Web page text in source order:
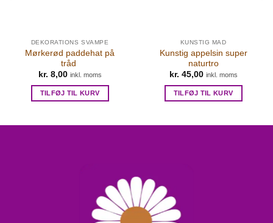
DEKORATIONS SVAMPE
Mørkerød paddehat på
tråd
kr. 8,00 inkl. moms
TILFØJ TIL KURV
KUNSTIG MAD
Kunstig appelsin super
naturtro
kr. 45,00 inkl. moms
TILFØJ TIL KURV